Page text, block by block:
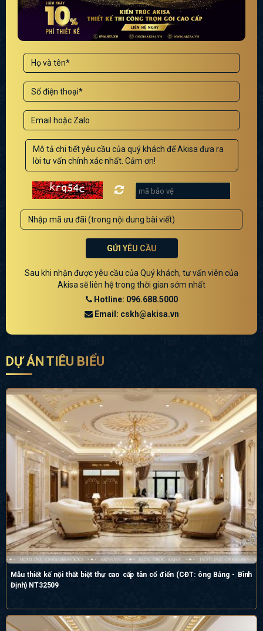
GỬI YÊU CẦU
Sau khi nhận được yêu cầu của Quý khách, tư vấn viên của
Akisa sẽ liên hệ trong thời gian sớm nhất
Hotline: 096.688.5000
Email: cskh@akisa.vn
DỰ ÁN TIÊU BIỂU
Mẫu thiết kế nội thất biệt thự cao cấp tân cổ điển (CĐT: ông Bảng - Bình
Định) NT32509